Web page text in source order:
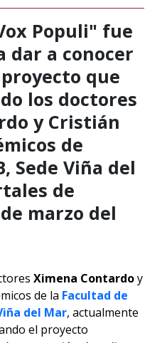
Populi" fue
dar a conocer
que
los doctores
y Cristián
de
Sede Viña del
de
marzo del
Ximena Contardoy
de la Facultad de
del Mar, actualmente
el proyecto